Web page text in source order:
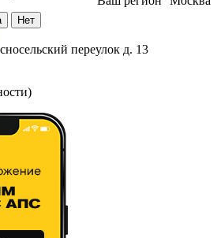
переулок д. 13